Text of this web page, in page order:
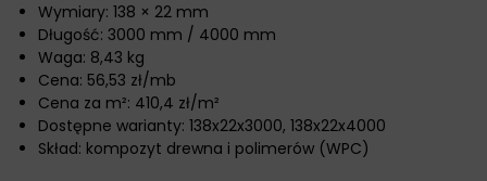
Wymiary: 138 × 22 mm
Długość: 3000 mm / 4000 mm
Waga: 8,43 kg
Cena: 56,53 zł/mb
Cena za m²: 410,4 zł/m²
Dostępne warianty: 138x22x3000, 138x22x4000
Skład: kompozyt drewna i polimerów (WPC)